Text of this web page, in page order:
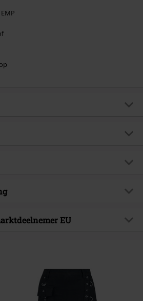
Vrouwen
95% viscose, 5% elastaan
EU